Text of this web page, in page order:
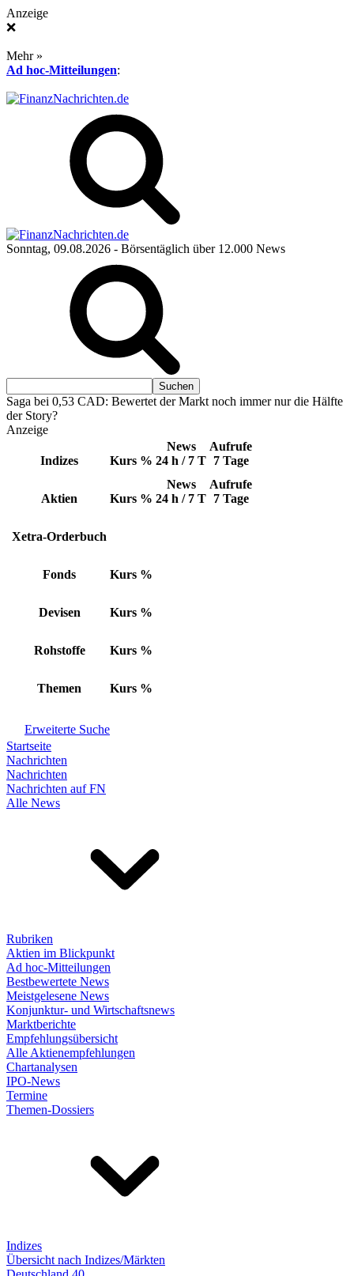
Anzeige
❌
Mehr »
Ad hoc-Mitteilungen:
Sonntag, 09.08.2026 - Börsentäglich über 12.000 News
Saga bei 0,53 CAD: Bewertet der Markt noch immer nur die Hälfte
der Story?
Anzeige
Indizes Kurs %
News
24 h / 7 T
Aufrufe
7 Tage
Aktien Kurs %
News
24 h / 7 T
Aufrufe
7 Tage
Xetra-Orderbuch
Fonds Kurs %
Devisen Kurs %
Rohstoffe Kurs %
Themen Kurs %
Erweiterte Suche
Startseite
Nachrichten
Nachrichten
Nachrichten auf FN
Alle News
Rubriken
Aktien im Blickpunkt
Ad hoc-Mitteilungen
Bestbewertete News
Meistgelesene News
Konjunktur- und Wirtschaftsnews
Marktberichte
Empfehlungsübersicht
Alle Aktienempfehlungen
Chartanalysen
IPO-News
Termine
Themen-Dossiers
Indizes
Übersicht nach Indizes/Märkten